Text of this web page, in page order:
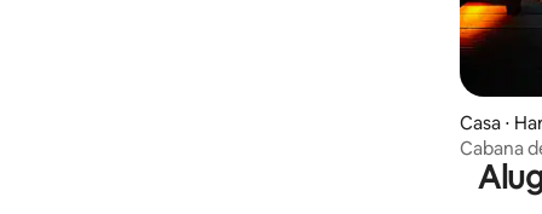
Casa ⋅
Cabana